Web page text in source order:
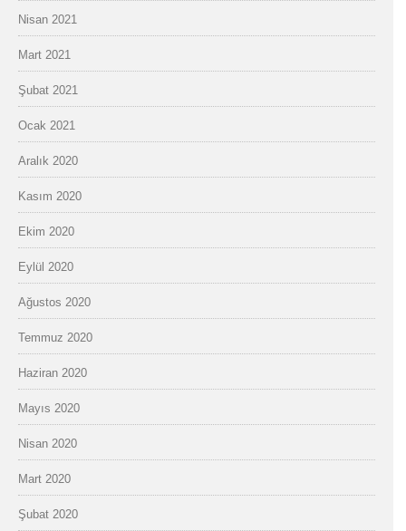
Nisan 2021
Mart 2021
Şubat 2021
Ocak 2021
Aralık 2020
Kasım 2020
Ekim 2020
Eylül 2020
Ağustos 2020
Temmuz 2020
Haziran 2020
Mayıs 2020
Nisan 2020
Mart 2020
Şubat 2020